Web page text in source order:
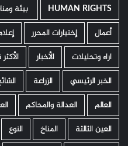
HUMAN RIGHTS بيئة
أعمال
إختيارات المحرر
اراء وتحليلات
الأخبار
الخبر الرئيسي
الزراعة
العالم
العدالة والمحاكم
العين الثالثة
المناخ النوع